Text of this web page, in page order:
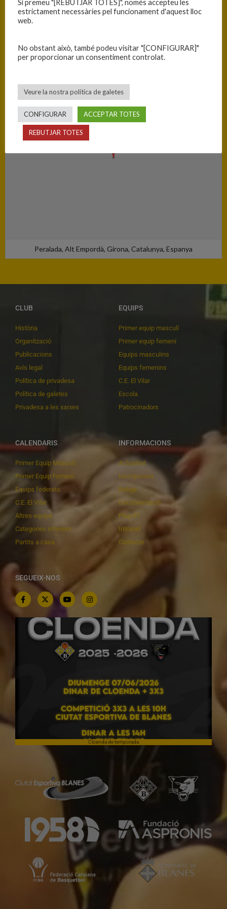
C.B. Blanes 19
PISTA
Peralada, Alt Empordà, Girona, Catalunya, Espanya
CLUB
Història
Organització
Publicacions
Avís legal
Política de privadesa
Política de galetes
Privadesa a les xarxes
EQUIPS
Primer equip masculí
Primer equip femení
Equips masculins
Equips femenins
C.E. El Vilar
Escola
Patrocinadors
CALENDARIS
Primer Equip Masculí
Primer Equip Femení
Equips federats
C.E. El Vilar
Altres equips
Categories inferiors
Partits a casa
INFORMACIONS
Actualitat
Inscripcions
Botiga
Documentació
Playoff
Intranet
Contacte
SEGUEIX-NOS
Cloenda de temporada
Si premeu "[REBUTJAR TOTES]", només accepteu les
estrictament necessàries pel funcionament d'aquest lloc
web.
No obstant això, també podeu visitar "[CONFIGURAR]"
per proporcionar un consentiment controlat.
Veure la nostra política de galetes
CONFIGURAR ACCEPTAR TOTES
REBUTJAR TOTES